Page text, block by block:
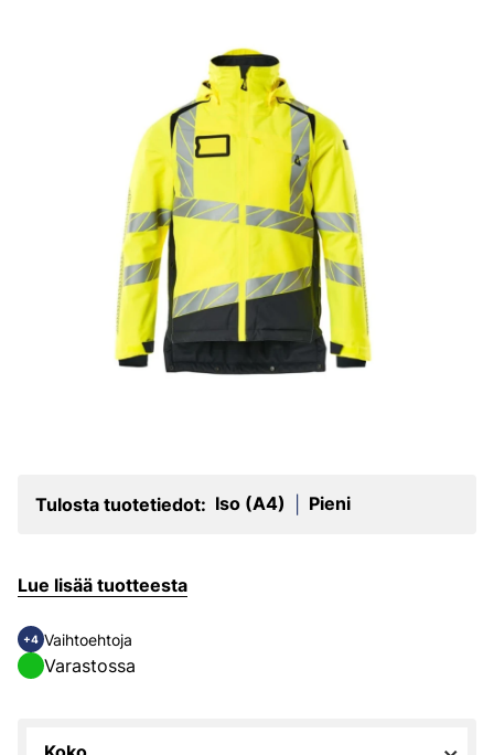
Tulosta tuotetiedot: Iso (A4) Pieni
Lue lisää tuotteesta
+4 Vaihtoehtoja
Varastossa